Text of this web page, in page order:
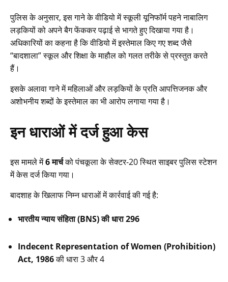
पुलिस के अनुसार, इस गाने के वीडियो में स्कूली यूनिफॉर्म पहने नाबालिग
लड़कियों को अपने बैग फेंककर पढ़ाई से भागते हुए दिखाया गया है।
अधिकारियों का कहना है कि वीडियो में इस्तेमाल किए गए शब्द जैसे
“बादशाला” स्कूल और शिक्षा के माहौल को गलत तरीके से प्रस्तुत करते
हैं।
इसके अलावा गाने में महिलाओं और लड़कियों के प्रति आपत्तिजनक और
अशोभनीय शब्दों के इस्तेमाल का भी आरोप लगाया गया है।
इन धाराओं में दर्ज हुआ केस
इस मामले में6 मार्चको पंचकूला के सेक्टर-20 स्थित साइबर पुलिस स्टेशन
में केस दर्ज किया गया।
बादशाह के खिलाफ निम्न धाराओं में कार्रवाई की गई है:
भारतीय न्याय संहिता (BNS) की धारा 296
Indecent Representation of Women (Prohibition)
Act, 1986की धारा 3 और 4